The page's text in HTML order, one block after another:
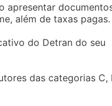
apresentar
além de taxas pagas.
do Detran do seu
das categorias C,